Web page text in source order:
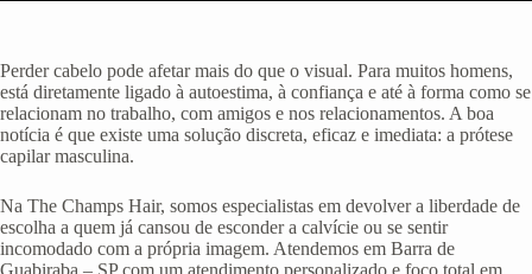
Perder cabelo pode afetar mais do que o visual. Para muitos homens,
está diretamente ligado à autoestima, à confiança e até à forma como se
relacionam no trabalho, com amigos e nos relacionamentos. A boa
notícia é que existe uma solução discreta, eficaz e imediata: a prótese
capilar masculina.
Na The Champs Hair, somos especialistas em devolver a liberdade de
escolha a quem já cansou de esconder a calvície ou se sentir
incomodado com a própria imagem. Atendemos em Barra de
Guabiraba – SP com um atendimento personalizado e foco total em